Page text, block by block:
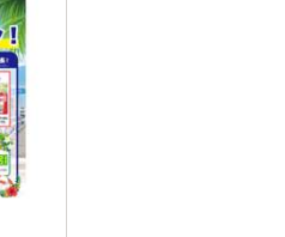
5点
とても親切、丁寧で信頼出来る店舗だと